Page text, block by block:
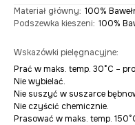
Materiał główny: 100%
Podszewka kieszeni: 100%
Wskazówki pielęgnacyjne:
Prać w maks. temp. 30°C –
Nie wybielać.
Nie suszyć w suszarce
Nie czyścić chemicznie.
Prasować w maks. temp.